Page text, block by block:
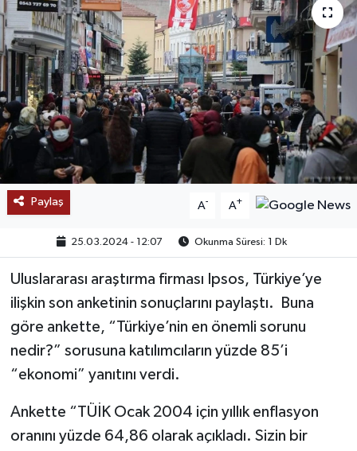
Paylaş A- A+
25.03.2024 - 12:07 Okunma Süresi: 1 Dk
Uluslararası araştırma firması Ipsos, Türkiye’ye
ilişkin son anketinin sonuçlarını paylaştı. Buna
göre ankette, “Türkiye’nin en önemli sorunu
nedir?” sorusuna katılımcıların yüzde 85’i
“ekonomi” yanıtını verdi.
Ankette “TÜİK Ocak 2004 için yıllık enflasyon
oranını yüzde 64,86 olarak açıkladı. Sizin bir
EĞİTİM
BÖLGE
KEŞFET
POPÜLER
DÜNYA
TREND
MEDYA
TEKNOLOJİ
KÜLTÜR SANAT